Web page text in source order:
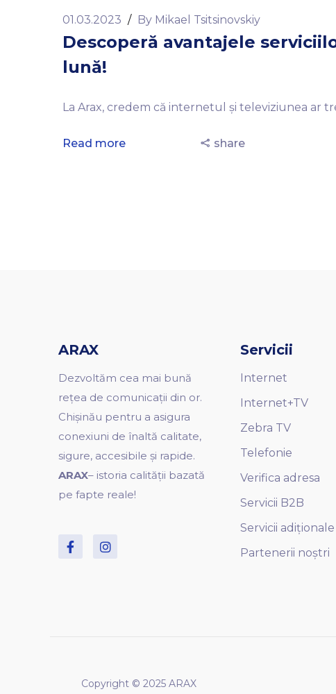
01.03.2023 / By Mikael Tsitsinovskiy
Descoperă avantajele
lună!
La Arax, credem că internetul și televiziunea ar
Read more share
ARAX
Dezvoltăm cea mai bună
rețea de comunicații din or.
Chișinău pentru a asigura
conexiuni de înaltă calitate,
sigure, accesibile și rapide.
ARAX– istoria calității bazată
pe fapte reale!
Servicii
Internet
Internet+TV
Zebra TV
Telefonie
Verifica adresa
Servicii B2B
Servicii adiționale
Partenerii noștri
Copyright © 2025 ARAX